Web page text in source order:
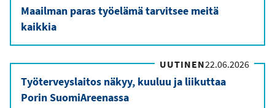
Maailman paras työelämä tarvitsee meitä
kaikkia
UUTINEN22.06.2026
Työterveyslaitos näkyy, kuuluu ja liikuttaa
Porin SuomiAreenassa